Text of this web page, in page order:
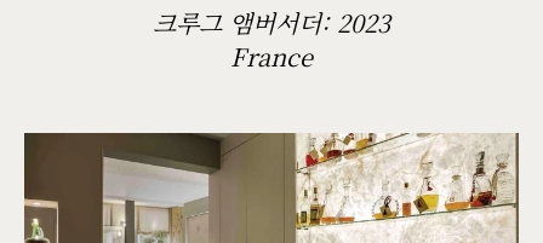
크루그 앰버서더: 2023
France